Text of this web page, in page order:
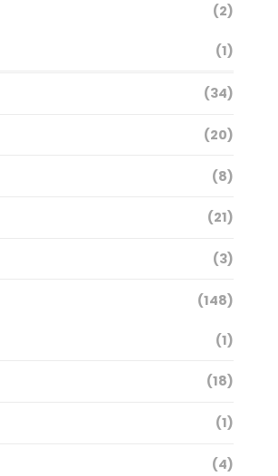
(2)
(1)
(34)
(20)
(8)
(21)
(3)
(148)
(1)
(18)
(1)
(4)